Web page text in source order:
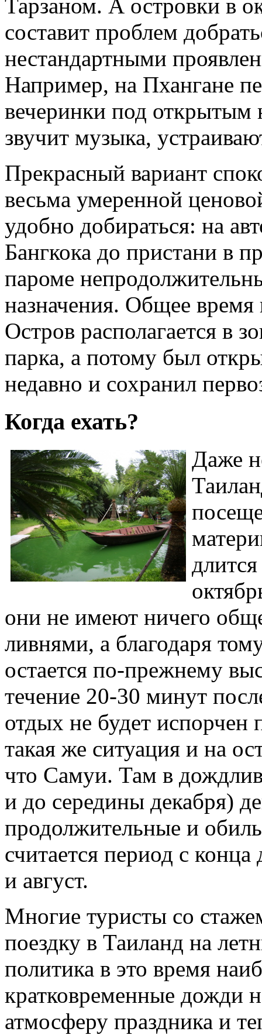
Тарзаном. А островки в
составит проблем
нестандартными
Например, на Пхангане
вечеринки под открытым
звучит музыка,
Прекрасный вариант
весьма умеренной
удобно добираться: на
Бангкока до пристани в
пароме
назначения. Общее время
Остров располагается в
парка, а потому был
недавно и сохранил
Когда ехать?
Даже
они не имеют ничего
ливнями, а благодаря
остается по-прежнему
течение 20-30 минут
отдых не будет
такая же ситуация и на
что Самуи. Там в
и до середины декабря)
продолжительные и
считается период с
и август.
Многие туристы со
поездку в Таиланд на
политика в это время
кратковременные дожди
атмосферу праздника и